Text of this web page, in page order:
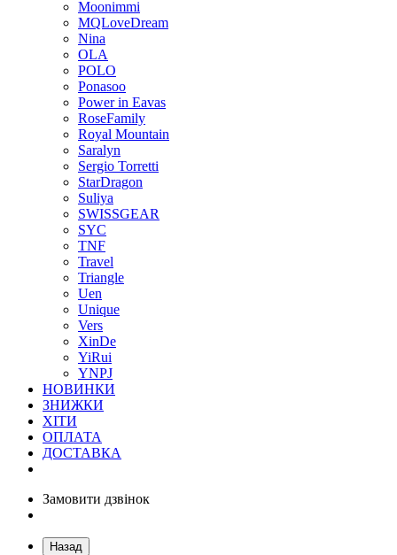
Moonimmi
MQLoveDream
Nina
OLA
POLO
Ponasoo
Power in Eavas
RoseFamily
Royal Mountain
Saralyn
Sergio Torretti
StarDragon
Suliya
SWISSGEAR
SYC
TNF
Travel
Triangle
Uen
Unique
Vers
XinDe
YiRui
YNPJ
НОВИНКИ
ЗНИЖКИ
ХІТИ
ОПЛАТА
ДОСТАВКА
Замовити дзвінок
Назад